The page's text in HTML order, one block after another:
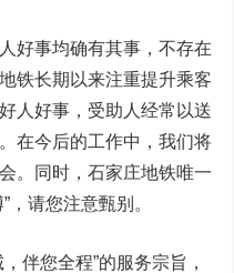
好事均确有其事，不存在
铁长期以来注重提升乘客
人好事，受助人经常以送
在今后的工作中，我们将
。同时，石家庄地铁唯一
，请您注意甄别。
伴您全程”的服务宗旨，